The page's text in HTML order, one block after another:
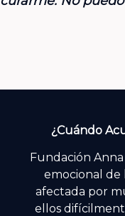
¿Cuándo
Fundación Anna
emocional de
afectada por
ellos